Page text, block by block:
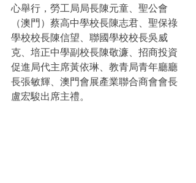
心舉行，勞工局局長陳元童、聖公會
（澳門）蔡高中學校長陳志君、聖保祿
學校校長陳信望、聯國學校校長吳威
克、培正中學副校長陳敬濂、招商投資
促進局代主席黃依琳、教青局青年廳廳
長張敏輝、澳門會展產業聯合商會會長
盧宏駿出席主禮。